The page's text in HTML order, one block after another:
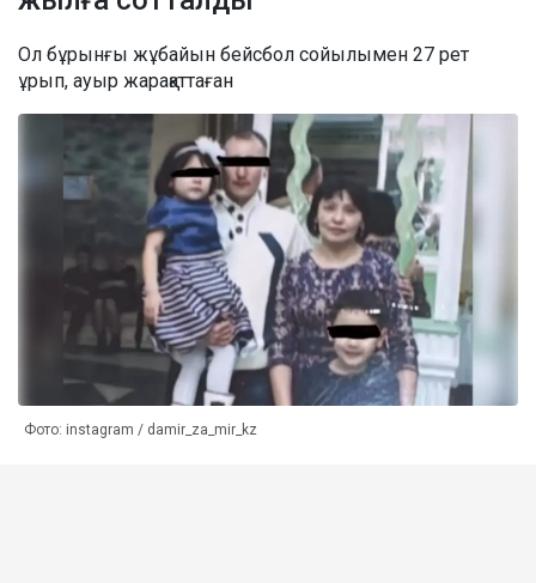
Ол бұрынғы жұбайын бейсбол сойылымен 27 рет
ұрып, ауыр жарақаттаған
Фото: instagram / damir_za_mir_kz